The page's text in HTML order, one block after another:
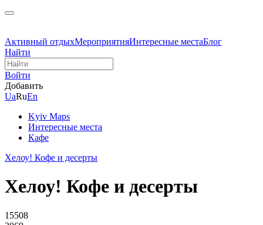
Активный отдыхМероприятияИнтересные местаБлог
Найти
Войти
Добавить
UaRuEn
Kyiv Maps
Интересные места
Кафе
Хелоу! Кофе и десерты
Хелоу! Кофе и десерты
15508